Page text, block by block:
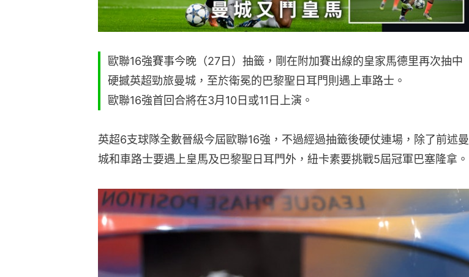
歐聯16強賽事今晚（27日）抽籤，剛在附加賽出線的皇家馬德里再次抽中
硬撼英超勁旅曼城，至於衛冕的巴黎聖日耳門則遇上車路士。
歐聯16強首回合將在3月10日或11日上演。
英超6支球隊全數晉級今屆歐聯16強，不過經過抽籤後硬仗連場，除了前述曼
城和車路士要遇上皇馬及巴黎聖日耳門外，紐卡素要挑戰5屆冠軍巴塞隆拿。